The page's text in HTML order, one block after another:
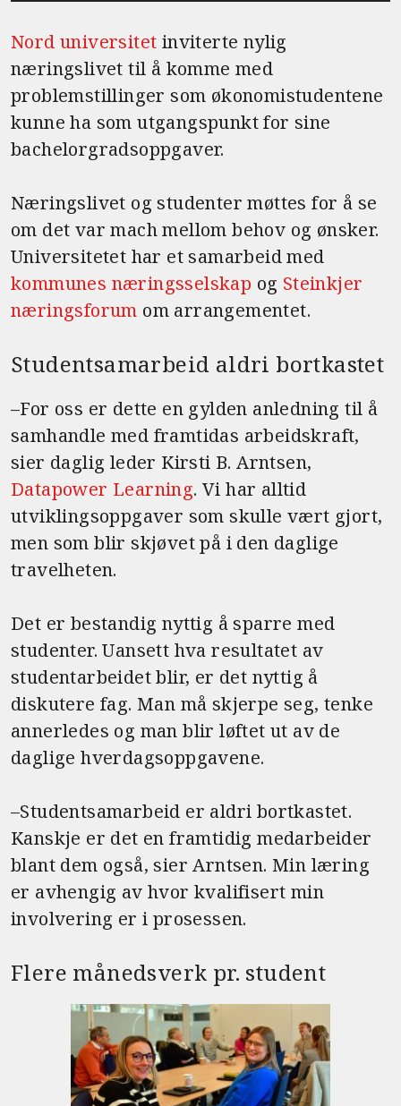
a
b
o
w
r
m
Nord universitet inviterte nylig
næringslivet til å komme med
problemstillinger som økonomistudentene
kunne ha som utgangspunkt for sine
bachelorgradsoppgaver.
Næringslivet og studenter møttes for å se
om det var mach mellom behov og ønsker.
Universitetet har et samarbeid med
kommunes næringsselskap og Steinkjer
næringsforum om arrangementet.
Studentsamarbeid aldri bortkastet
–For oss er dette en gylden anledning til å
samhandle med framtidas arbeidskraft,
sier daglig leder Kirsti B. Arntsen,
Datapower Learning. Vi har alltid
utviklingsoppgaver som skulle vært gjort,
men som blir skjøvet på i den daglige
travelheten.
Det er bestandig nyttig å sparre med
studenter. Uansett hva resultatet av
studentarbeidet blir, er det nyttig å
diskutere fag. Man må skjerpe seg, tenke
annerledes og man blir løftet ut av de
daglige hverdagsoppgavene.
–Studentsamarbeid er aldri bortkastet.
Kanskje er det en framtidig medarbeider
blant dem også, sier Arntsen. Min læring
er avhengig av hvor kvalifisert min
involvering er i prosessen.
Flere månedsverk pr. student